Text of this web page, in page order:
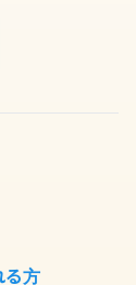
る方